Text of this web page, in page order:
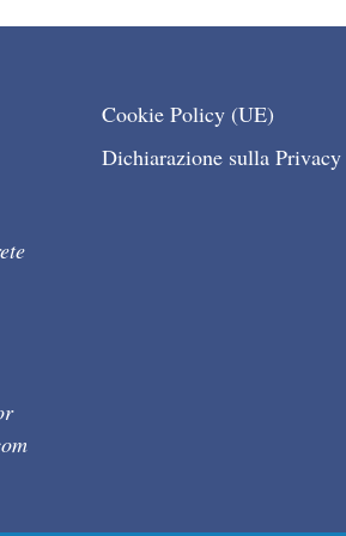
Cookie Policy (UE)
Dichiarazione sulla